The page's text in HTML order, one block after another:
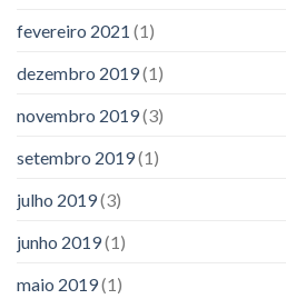
fevereiro 2021 (1)
dezembro 2019(1)
novembro 2019(3)
setembro 2019(1)
julho 2019(3)
junho 2019(1)
maio 2019(1)